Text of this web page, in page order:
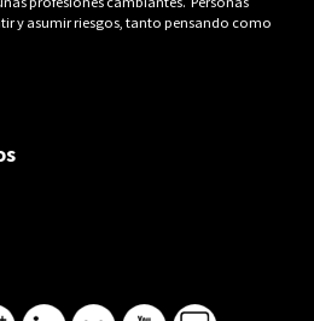
y asumir riesgos, tanto pensando como